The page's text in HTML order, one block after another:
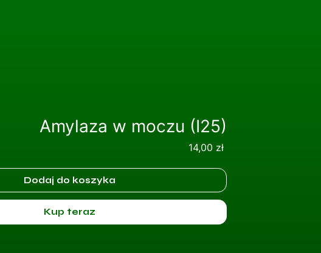
Amylaza w moczu (I25)
14,00 złCena
Dodaj do koszyka
Kup teraz